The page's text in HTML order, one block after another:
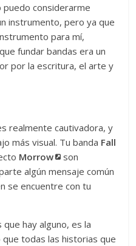
puedo considerarme
instrumento, pero ya que
para mí,
fundar bandas era un
por la escritura, el arte y
realmente cautivadora, y
más visual. Tu banda Fall
Morrow
son
algún mensaje común
se encuentre con tu
hay alguno, es la
todas las historias que